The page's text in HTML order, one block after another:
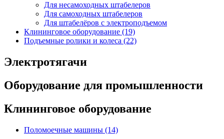
Для несамоходных штабелеров
Для самоходных штабелеров
Для штабелёров с электроподъемом
Клининговое оборудование (19)
Подъемные ролики и колеса (22)
Электротягачи
Оборудование для промышленности
Клининговое оборудование
Поломоечные машины (14)